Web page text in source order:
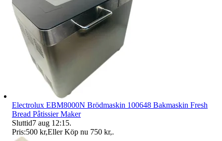
Electrolux EBM8000N Brödmaskin 100648 Bakmaskin Fresh
Bread Pâtissier Maker
Sluttid7 aug 12:15.
Pris:500 kr,Eller Köp nu 750 kr,.